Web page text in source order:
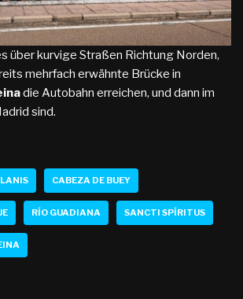
über kurvige Straßen Richtung Norden,
mehrfach erwähnte Brücke in
die Autobahn erreichen, und dann im
sind.
CABEZA DE BUEY
RÍO GUADIANA SANCTI SPÍRITUS